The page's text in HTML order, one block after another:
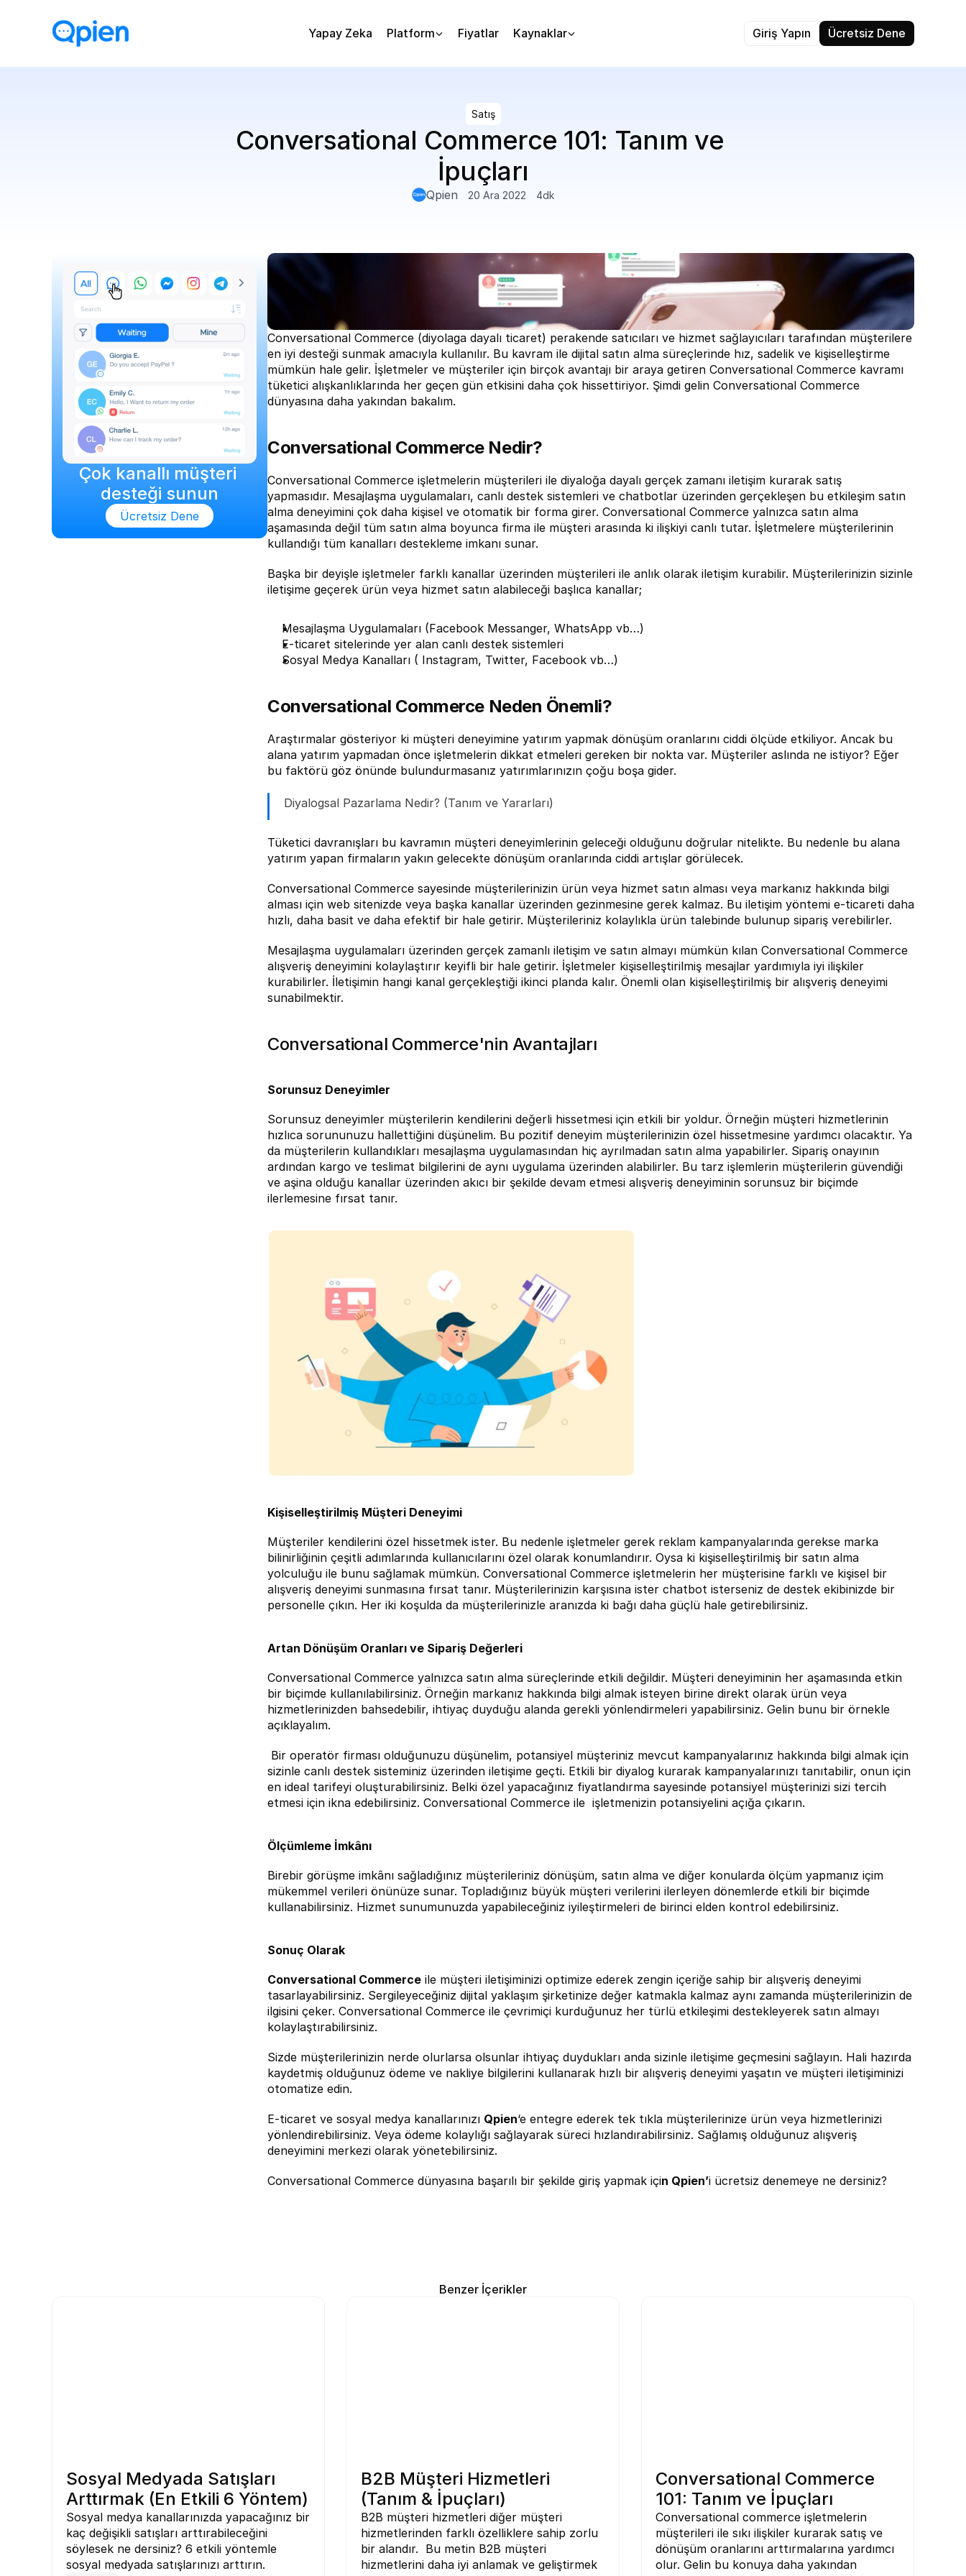
Yapay Zeka Platform Fiyatlar Kaynaklar Giriş Yapın Ücretsiz Dene
Satış
Conversational Commerce 101: Tanım ve
İpuçları
Qpien 20 Ara 2022 4dk
Çok kanallı müşteri
desteği sunun
Ücretsiz Dene
Conversational Commerce (diyolaga dayalı ticaret) perakende satıcıları ve hizmet sağlayıcıları tarafından müşterilere
en iyi desteği sunmak amacıyla kullanılır. Bu kavram ile dijital satın alma süreçlerinde hız, sadelik ve kişiselleştirme
mümkün hale gelir. İşletmeler ve müşteriler için birçok avantajı bir araya getiren Conversational Commerce kavramı
tüketici alışkanlıklarında her geçen gün etkisini daha çok hissettiriyor. Şimdi gelin Conversational Commerce
dünyasına daha yakından bakalım.
Conversational Commerce Nedir?
Conversational Commerce işletmelerin müşterileri ile diyaloğa dayalı gerçek zamanı iletişim kurarak satış
yapmasıdır. Mesajlaşma uygulamaları, canlı destek sistemleri ve chatbotlar üzerinden gerçekleşen bu etkileşim satın
alma deneyimini çok daha kişisel ve otomatik bir forma girer. Conversational Commerce yalnızca satın alma
aşamasında değil tüm satın alma boyunca firma ile müşteri arasında ki ilişkiyi canlı tutar. İşletmelere müşterilerinin
kullandığı tüm kanalları destekleme imkanı sunar.
Başka bir deyişle işletmeler farklı kanallar üzerinden müşterileri ile anlık olarak iletişim kurabilir. Müşterilerinizin sizinle
iletişime geçerek ürün veya hizmet satın alabileceği başlıca kanallar;
Mesajlaşma Uygulamaları (Facebook Messanger, WhatsApp vb…)
E-ticaret sitelerinde yer alan canlı destek sistemleri
Sosyal Medya Kanalları ( Instagram, Twitter, Facebook vb…)
Conversational Commerce Neden Önemli?
Araştırmalar gösteriyor ki müşteri deneyimine yatırım yapmak dönüşüm oranlarını ciddi ölçüde etkiliyor. Ancak bu
alana yatırım yapmadan önce işletmelerin dikkat etmeleri gereken bir nokta var. Müşteriler aslında ne istiyor? Eğer
bu faktörü göz önünde bulundurmasanız yatırımlarınızın çoğu boşa gider.
Diyalogsal Pazarlama Nedir? (Tanım ve Yararları)
Tüketici davranışları bu kavramın müşteri deneyimlerinin geleceği olduğunu doğrular nitelikte. Bu nedenle bu alana
yatırım yapan firmaların yakın gelecekte dönüşüm oranlarında ciddi artışlar görülecek.
Conversational Commerce sayesinde müşterilerinizin ürün veya hizmet satın alması veya markanız hakkında bilgi
alması için web sitenizde veya başka kanallar üzerinden gezinmesine gerek kalmaz. Bu iletişim yöntemi e-ticareti daha
hızlı, daha basit ve daha efektif bir hale getirir. Müşterileriniz kolaylıkla ürün talebinde bulunup sipariş verebilirler.
Mesajlaşma uygulamaları üzerinden gerçek zamanlı iletişim ve satın almayı mümkün kılan Conversational Commerce
alışveriş deneyimini kolaylaştırır keyifli bir hale getirir. İşletmeler kişiselleştirilmiş mesajlar yardımıyla iyi ilişkiler
kurabilirler. İletişimin hangi kanal gerçekleştiği ikinci planda kalır. Önemli olan kişiselleştirilmiş bir alışveriş deneyimi
sunabilmektir.
Conversational Commerce'nin Avantajları
Sorunsuz Deneyimler
Sorunsuz deneyimler müşterilerin kendilerini değerli hissetmesi için etkili bir yoldur. Örneğin müşteri hizmetlerinin
hızlıca sorununuzu hallettiğini düşünelim. Bu pozitif deneyim müşterilerinizin özel hissetmesine yardımcı olacaktır. Ya
da müşterilerin kullandıkları mesajlaşma uygulamasından hiç ayrılmadan satın alma yapabilirler. Sipariş onayının
ardından kargo ve teslimat bilgilerini de aynı uygulama üzerinden alabilirler. Bu tarz işlemlerin müşterilerin güvendiği
ve aşina olduğu kanallar üzerinden akıcı bir şekilde devam etmesi alışveriş deneyiminin sorunsuz bir biçimde
ilerlemesine fırsat tanır.
Kişiselleştirilmiş Müşteri Deneyimi
Müşteriler kendilerini özel hissetmek ister. Bu nedenle işletmeler gerek reklam kampanyalarında gerekse marka
bilinirliğinin çeşitli adımlarında kullanıcılarını özel olarak konumlandırır. Oysa ki kişiselleştirilmiş bir satın alma
yolculuğu ile bunu sağlamak mümkün. Conversational Commerce işletmelerin her müşterisine farklı ve kişisel bir
alışveriş deneyimi sunmasına fırsat tanır. Müşterilerinizin karşısına ister chatbot isterseniz de destek ekibinizde bir
personelle çıkın. Her iki koşulda da müşterilerinizle aranızda ki bağı daha güçlü hale getirebilirsiniz.
Artan Dönüşüm Oranları ve Sipariş Değerleri
Conversational Commerce yalnızca satın alma süreçlerinde etkili değildir. Müşteri deneyiminin her aşamasında etkin
bir biçimde kullanılabilirsiniz. Örneğin markanız hakkında bilgi almak isteyen birine direkt olarak ürün veya
hizmetlerinizden bahsedebilir, ihtiyaç duyduğu alanda gerekli yönlendirmeleri yapabilirsiniz. Gelin bunu bir örnekle
açıklayalım.
Bir operatör firması olduğunuzu düşünelim, potansiyel müşteriniz mevcut kampanyalarınız hakkında bilgi almak için
sizinle canlı destek sisteminiz üzerinden iletişime geçti. Etkili bir diyalog kurarak kampanyalarınızı tanıtabilir, onun için
en ideal tarifeyi oluşturabilirsiniz. Belki özel yapacağınız fiyatlandırma sayesinde potansiyel müşterinizi sizi tercih
etmesi için ikna edebilirsiniz. Conversational Commerce ile  işletmenizin potansiyelini açığa çıkarın.
Ölçümleme İmkânı
Birebir görüşme imkânı sağladığınız müşterileriniz dönüşüm, satın alma ve diğer konularda ölçüm yapmanız içim
mükemmel verileri önünüze sunar. Topladığınız büyük müşteri verilerini ilerleyen dönemlerde etkili bir biçimde
kullanabilirsiniz. Hizmet sunumunuzda yapabileceğiniz iyileştirmeleri de birinci elden kontrol edebilirsiniz.
Sonuç Olarak
Conversational Commerce ile müşteri iletişiminizi optimize ederek zengin içeriğe sahip bir alışveriş deneyimi
tasarlayabilirsiniz. Sergileyeceğiniz dijital yaklaşım şirketinize değer katmakla kalmaz aynı zamanda müşterilerinizin de
ilgisini çeker. Conversational Commerce ile çevrimiçi kurduğunuz her türlü etkileşimi destekleyerek satın almayı
kolaylaştırabilirsiniz.
Sizde müşterilerinizin nerde olurlarsa olsunlar ihtiyaç duydukları anda sizinle iletişime geçmesini sağlayın. Hali hazırda
kaydetmiş olduğunuz ödeme ve nakliye bilgilerini kullanarak hızlı bir alışveriş deneyimi yaşatın ve müşteri iletişiminizi
otomatize edin.
E-ticaret ve sosyal medya kanallarınızı Qpien‘e entegre ederek tek tıkla müşterilerinize ürün veya hizmetlerinizi
yönlendirebilirsiniz. Veya ödeme kolaylığı sağlayarak süreci hızlandırabilirsiniz. Sağlamış olduğunuz alışveriş
deneyimini merkezi olarak yönetebilirsiniz.
Conversational Commerce dünyasına başarılı bir şekilde giriş yapmak için Qpien’i ücretsiz denemeye ne dersiniz?
Benzer İçerikler
Sosyal Medyada Satışları
Arttırmak (En Etkili 6 Yöntem)
Sosyal medya kanallarınızda yapacağınız bir
kaç değişikli satışları arttırabileceğini
söylesek ne dersiniz? 6 etkili yöntemle
sosyal medyada satışlarınızı arttırın.
B2B Müşteri Hizmetleri
(Tanım & İpuçları)
B2B müşteri hizmetleri diğer müşteri
hizmetlerinden farklı özelliklere sahip zorlu
bir alandır.  Bu metin B2B müşteri
hizmetlerini daha iyi anlamak ve geliştirmek
Conversational Commerce
101: Tanım ve İpuçları
Conversational commerce işletmelerin
müşterileri ile sıkı ilişkiler kurarak satış ve
dönüşüm oranlarını arttırmalarına yardımcı
olur. Gelin bu konuya daha yakından